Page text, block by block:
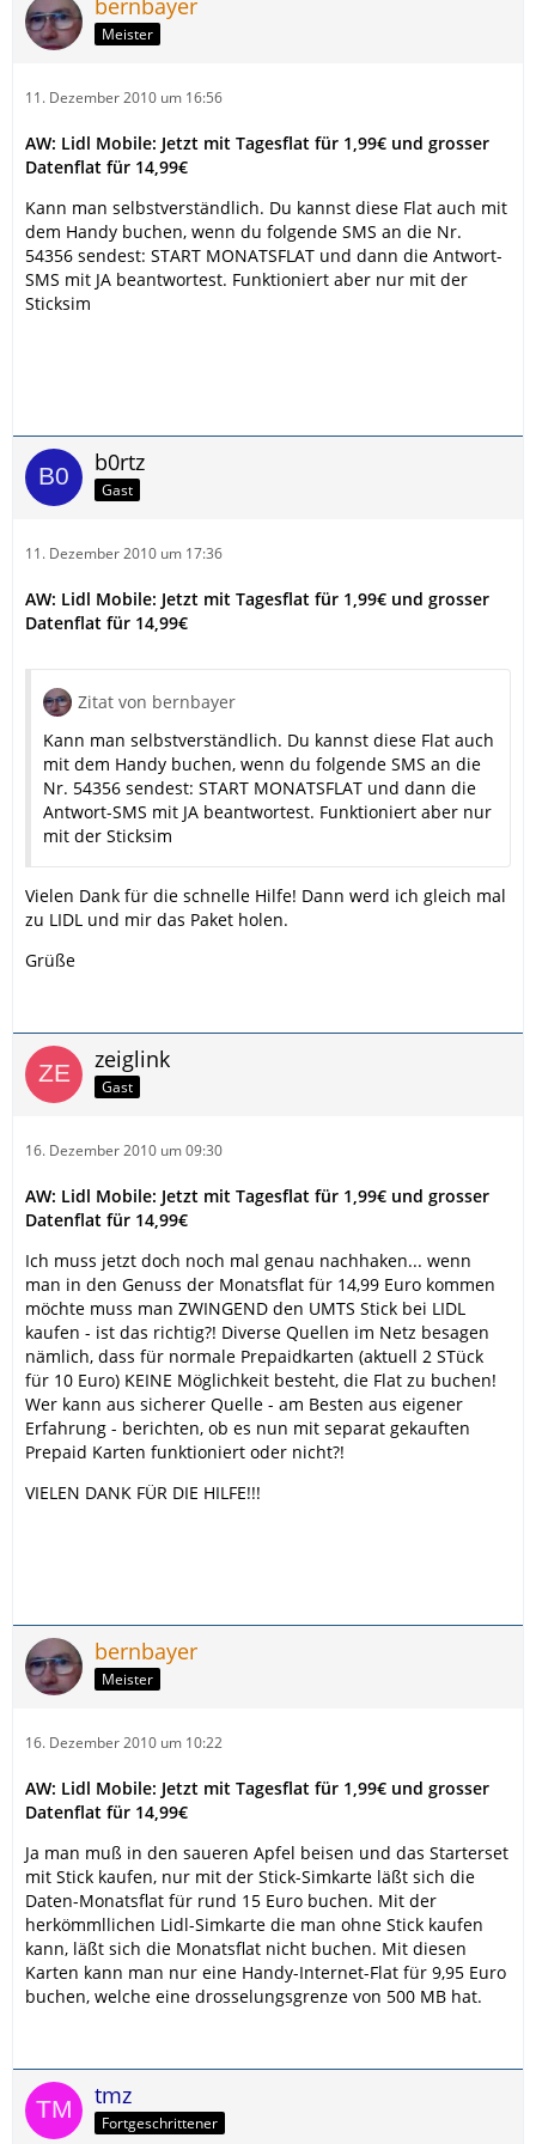
bernbayer
Meister
11. Dezember 2010 um 16:56
AW: Lidl Mobile: Jetzt mit Tagesflat für 1,99€ und grosser
Datenflat für 14,99€
Kann man selbstverständlich. Du kannst diese Flat auch mit
dem Handy buchen, wenn du folgende SMS an die Nr.
54356 sendest: START MONATSFLAT und dann die Antwort-
SMS mit JA beantwortest. Funktioniert aber nur mit der
Sticksim
b0rtz
Gast
11. Dezember 2010 um 17:36
AW: Lidl Mobile: Jetzt mit Tagesflat für 1,99€ und grosser
Datenflat für 14,99€
Zitat von bernbayer
Kann man selbstverständlich. Du kannst diese Flat auch
mit dem Handy buchen, wenn du folgende SMS an die
Nr. 54356 sendest: START MONATSFLAT und dann die
Antwort-SMS mit JA beantwortest. Funktioniert aber nur
mit der Sticksim
Vielen Dank für die schnelle Hilfe! Dann werd ich gleich mal
zu LIDL und mir das Paket holen.
Grüße
zeiglink
Gast
16. Dezember 2010 um 09:30
AW: Lidl Mobile: Jetzt mit Tagesflat für 1,99€ und grosser
Datenflat für 14,99€
Ich muss jetzt doch noch mal genau nachhaken... wenn
man in den Genuss der Monatsflat für 14,99 Euro kommen
möchte muss man ZWINGEND den UMTS Stick bei LIDL
kaufen - ist das richtig?! Diverse Quellen im Netz besagen
nämlich, dass für normale Prepaidkarten (aktuell 2 STück
für 10 Euro) KEINE Möglichkeit besteht, die Flat zu buchen!
Wer kann aus sicherer Quelle - am Besten aus eigener
Erfahrung - berichten, ob es nun mit separat gekauften
Prepaid Karten funktioniert oder nicht?!
VIELEN DANK FÜR DIE HILFE!!!
bernbayer
Meister
16. Dezember 2010 um 10:22
AW: Lidl Mobile: Jetzt mit Tagesflat für 1,99€ und grosser
Datenflat für 14,99€
Ja man muß in den saueren Apfel beisen und das Starterset
mit Stick kaufen, nur mit der Stick-Simkarte läßt sich die
Daten-Monatsflat für rund 15 Euro buchen. Mit der
herkömmllichen Lidl-Simkarte die man ohne Stick kaufen
kann, läßt sich die Monatsflat nicht buchen. Mit diesen
Karten kann man nur eine Handy-Internet-Flat für 9,95 Euro
buchen, welche eine drosselungsgrenze von 500 MB hat.
tmz
Fortgeschrittener